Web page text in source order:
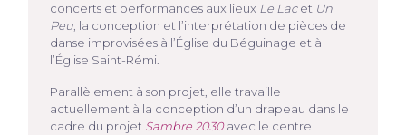
concerts et performances aux lieux Le Lacet Un
Peu , la conception et l’interprétation de pièces de
danse improvisées à l’Église du Béguinage et à
l’Église Saint-Rémi.
Parallèlement à son projet, elle travaille
actuellement à la conception d’un drapeau dans le
cadre du projet Sambre 2030avec le centre